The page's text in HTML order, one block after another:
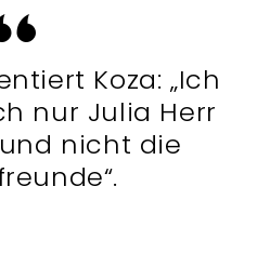
Koza: „Ich
nur Julia Herr
nicht die